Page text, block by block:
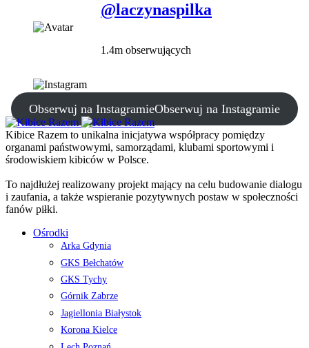
@laczynaspilka
1.4m obserwujących
Obserwuj na InstagramieObserwuj na Instagramie
Kibice Razem to unikalna inicjatywa współpracy pomiędzy
organami państwowymi, samorządami, klubami sportowymi i
środowiskiem kibiców w Polsce.
To najdłużej realizowany projekt mający na celu budowanie dialogu
i zaufania, a także wspieranie pozytywnych postaw w społeczności
fanów piłki.
Ośrodki
Arka Gdynia
GKS Bełchatów
GKS Tychy
Górnik Zabrze
Jagiellonia Białystok
Korona Kielce